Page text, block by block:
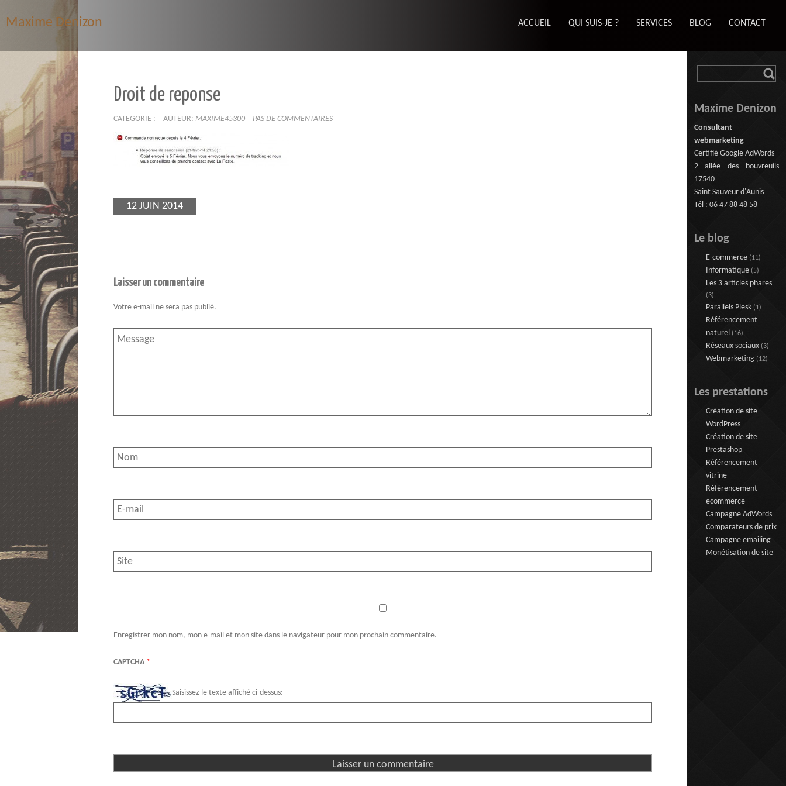
Maxime Denizon ACCUEIL QUI SUIS-JE ? SERVICES BLOG CONTACT
Droit de reponse
CATEGORIE : AUTEUR: MAXIME45300 PAS DE COMMENTAIRES
12 JUIN 2014
Laisser un commentaire
Votre e-mail ne sera pas publié.
Enregistrer mon nom, mon e-mail et mon site dans le navigateur pour mon prochain commentaire.
CAPTCHA *
Saisissez le texte affiché ci-dessus:
Maxime Denizon
Consultant
webmarketing
Certifié Google AdWords
2 allée des bouvreuils
17540
Saint Sauveur d'Aunis
Tél : 06 47 88 48 58
Le blog
E-commerce(11)
Informatique(5)
Les 3 articles phares
(3)
Parallels Plesk(1)
Référencement
naturel (16)
Réseaux sociaux(3)
Webmarketing(12)
Les prestations
Création de site
WordPress
Création de site
Prestashop
Référencement
vitrine
Référencement
ecommerce
Campagne AdWords
Comparateurs de prix
Campagne emailing
Monétisation de site